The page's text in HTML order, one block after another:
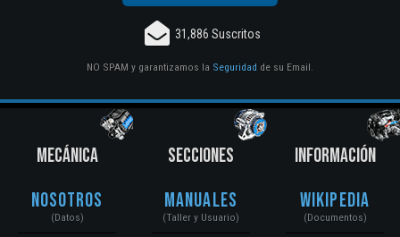
31,886 Suscritos
NO SPAM y garantizamos la Seguridad de su Email.
MECÁNICA
Nosotros
(Datos)
SECCIONES
Manuales
(Taller y Usuario)
INFORMACIÓN
Wikipedia
(Documentos)